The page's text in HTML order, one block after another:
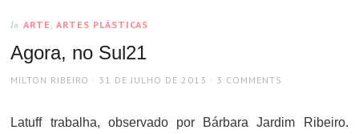
In ARTE ,ARTES PLÁSTICAS
Agora, no Sul21
AUTHOR
MILTON RIBEIRO
POSTED
31 DE JULHO DE 2013 3 COMMENTS
Latuff trabalha, observado por Bárbara Jardim Ribeiro.